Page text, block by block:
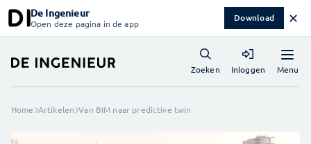
De Ingenieur
Open deze pagina in de app Download ✕
Menu
Zoeken Inloggen
Home Artikelen Van BIM naar predictive twin